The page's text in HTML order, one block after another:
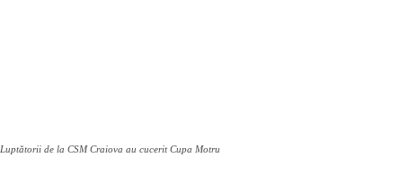
Luptătorii de la CSM Craiova au cucerit Cupa Motru